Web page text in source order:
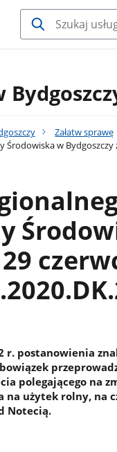
Załatw sprawę
w Bydgoszczy
r. postanowienia
polegającego na
na użytek rolny, na
Notecią.